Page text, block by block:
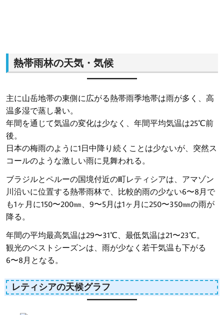
熱帯雨林の天気・気候
主に山岳地帯の東側に広がる熱帯雨季地帯は雨が多く、高
温多湿で蒸し暑い。
年間を通じて気温の変化は少なく、年間平均気温は25℃前
後。
日本の梅雨のように1日中降り続くことは少ないが、突然ス
コールのような激しい雨に見舞われる。
ブラジルとペルーの国境付近の町レティシアは、アマゾン
川沿いに位置する熱帯雨林で、比較的雨の少ない6〜8月で
も1ヶ月に150〜200㎜、9〜5月は1ヶ月に250〜350㎜の雨が
降る。
年間の平均最高気温は29〜31℃、最低気温は21〜23℃。
観光のベストシーズンは、雨が少なく若干気温も下がる
6〜8月となる。
レティシアの天候グラフ